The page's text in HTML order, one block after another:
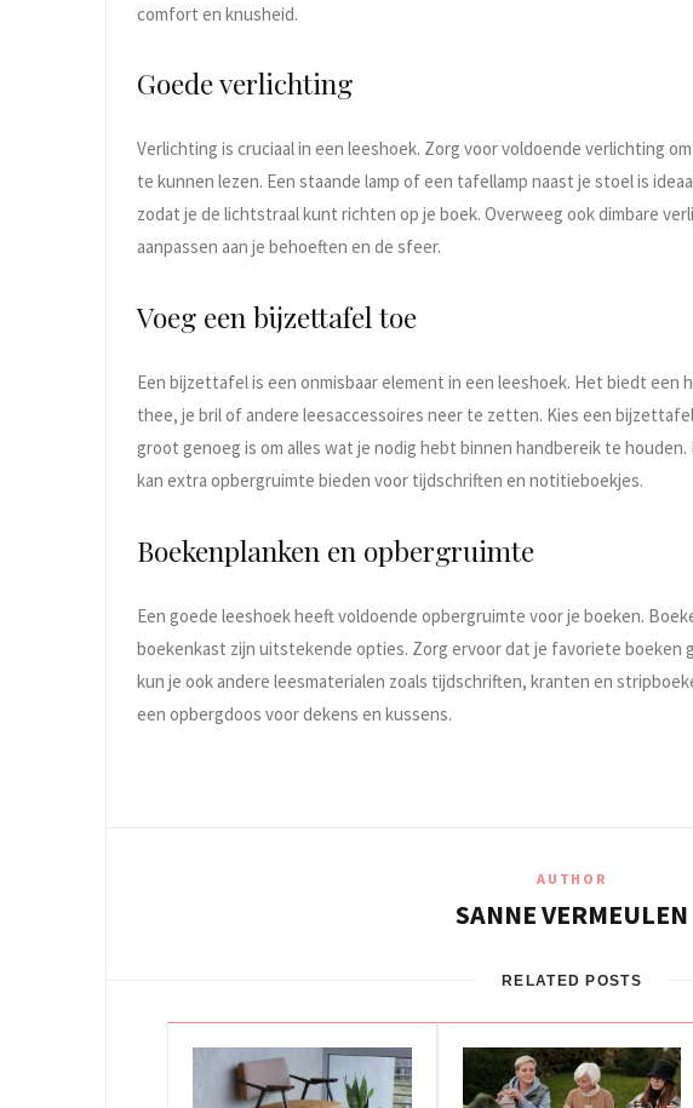
comfort en knusheid.
Goede verlichting
Verlichting is cruciaal in een leeshoek. Zorg voor voldoende verlichting
te kunnen lezen. Een staande lamp of een tafellamp naast je stoel is
zodat je de lichtstraal kunt richten op je boek. Overweeg ook dimbare
aanpassen aan je behoeften en de sfeer.
Voeg een bijzettafel toe
Een bijzettafel is een onmisbaar element in een leeshoek. Het biedt een
thee, je bril of andere leesaccessoires neer te zetten. Kies een
groot genoeg is om alles wat je nodig hebt binnen handbereik te
kan extra opbergruimte bieden voor tijdschriften en notitieboekjes.
Boekenplanken en opbergruimte
Een goede leeshoek heeft voldoende opbergruimte voor je boeken.
boekenkast zijn uitstekende opties. Zorg ervoor dat je favoriete boeken
kun je ook andere leesmaterialen zoals tijdschriften, kranten en
een opbergdoos voor dekens en kussens.
AUTHOR
SANNE VERMEULEN
RELATED POSTS